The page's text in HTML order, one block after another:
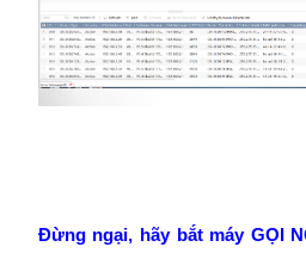
Đừng ngại, hãy bắt máy GỌI